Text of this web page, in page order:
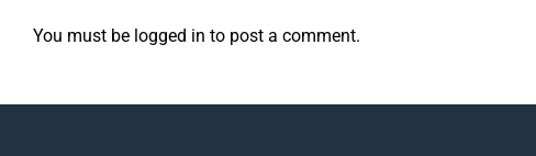
You must be logged in to post a comment.